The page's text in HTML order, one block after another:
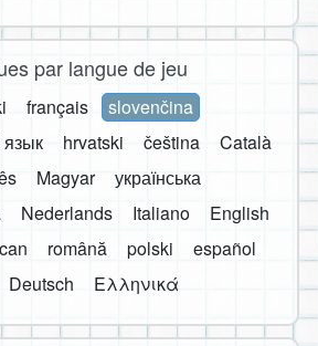
par langue de jeu
français
slovenčina
язык
hrvatski čeština
Català
Magyar
українська
Nederlands Italiano
English
română polski
español
Deutsch Ελληνικά